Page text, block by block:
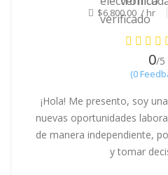
$6,800.00 / hr
0/5
(0
¡Hola! Me presento, soy
nuevas oportunidades
de manera independiente,
y tomar